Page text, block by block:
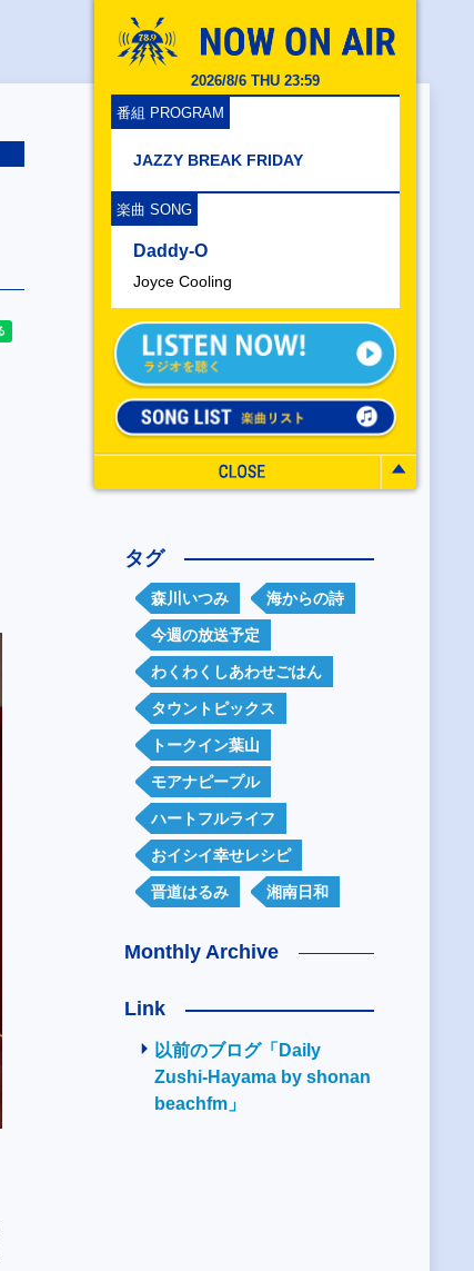
2026/8/6 THU 23:59
番組 PROGRAM
JAZZY BREAK FRIDAY
楽曲 SONG
Daddy-O
Joyce Cooling
タグ
森川いつみ 海からの詩
今週の放送予定
わくわくしあわせごはん
タウントピックス
トークイン葉山
モアナピープル
ハートフルライフ
おイシイ幸せレシピ
晋道はるみ 湘南日和
Monthly Archive
Link
以前のブログ「Daily
Zushi-Hayama by shonan
beachfm」